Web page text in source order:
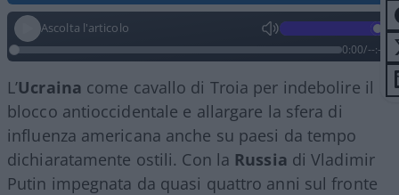
Ascolta l'articolo
0:00/--:--
L’Ucraina come cavallo di Troia per indebolire il
blocco antioccidentale e allargare la sfera di
influenza americana anche su paesi da tempo
dichiaratamente ostili. Con la Russia di Vladimir
Putin impegnata da quasi quattro anni sul fronte